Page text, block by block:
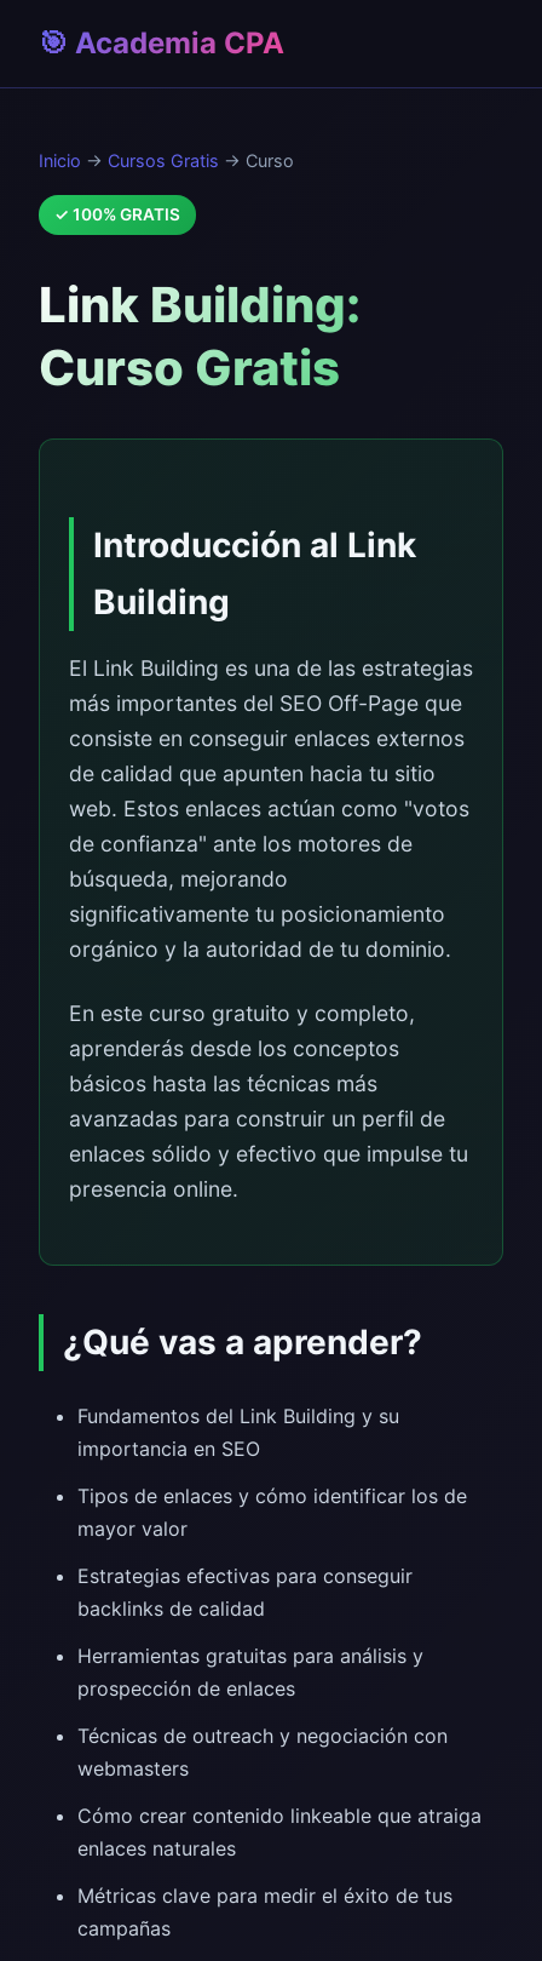
🎯 Academia CPA
Inicio → Cursos Gratis → Curso
✓ 100% GRATIS
Link Building:
Curso Gratis
Introducción al Link
Building
El Link Building es una de las estrategias
más importantes del SEO Off-Page que
consiste en conseguir enlaces externos
de calidad que apunten hacia tu sitio
web. Estos enlaces actúan como "votos
de confianza" ante los motores de
búsqueda, mejorando
significativamente tu posicionamiento
orgánico y la autoridad de tu dominio.
En este curso gratuito y completo,
aprenderás desde los conceptos
básicos hasta las técnicas más
avanzadas para construir un perfil de
enlaces sólido y efectivo que impulse tu
presencia online.
¿Qué vas a aprender?
Fundamentos del Link Building y su
importancia en SEO
Tipos de enlaces y cómo identificar los de
mayor valor
Estrategias efectivas para conseguir
backlinks de calidad
Herramientas gratuitas para análisis y
prospección de enlaces
Técnicas de outreach y negociación con
webmasters
Cómo crear contenido linkeable que atraiga
enlaces naturales
Métricas clave para medir el éxito de tus
campañas